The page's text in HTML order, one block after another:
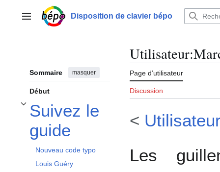
contenuMenu principalDisposition de clavier bépo
Sommaire masquer
Début
Suivez le
guide
Afficher / masquer la sous-section Suivez le guide
Nouveau code typo
Louis Guéry
Utilisateur:
Page d’utilisateur
Discussion
<
Les